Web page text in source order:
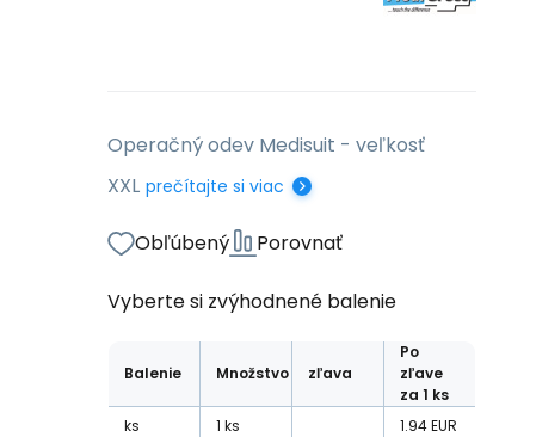
Operačný odev Medisuit - veľkosť
XXL prečítajte si viac
Obľúbený Porovnať
Vyberte si zvýhodnené balenie
Balenie Množstvo zľava
Po
zľave
za 1 ks
ks
1 ks 1.94EUR